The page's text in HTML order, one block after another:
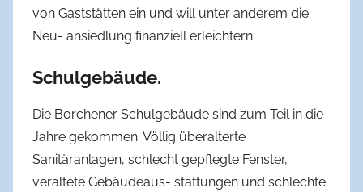
von Gaststätten ein und will unter anderem die
Neu- ansiedlung finanziell erleichtern.
Schulgebäude.
Die Borchener Schulgebäude sind zum Teil in die
Jahre gekommen. Völlig überalterte
Sanitäranlagen, schlecht gepflegte Fenster,
veraltete Gebäudeaus- stattungen und schlechte